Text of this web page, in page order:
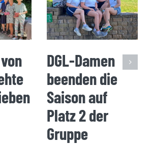
DGL-Damen
beenden die
Saison auf
Platz 2 der
Gruppe